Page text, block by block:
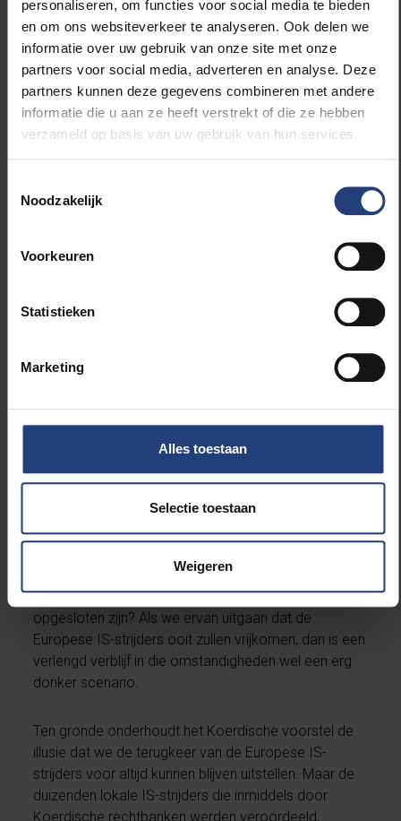
personaliseren, om functies voor social media te bieden
en om ons websiteverkeer te analyseren. Ook delen we
informatie over uw gebruik van onze site met onze
partners voor social media, adverteren en analyse. Deze
partners kunnen deze gegevens combineren met andere
informatie die u aan ze heeft verstrekt of die ze hebben
verzameld op basis van uw gebruik van hun services.
Noodzakelijk
Voorkeuren
Statistieken
Marketing
Alles toestaan
Selectie toestaan
Weigeren
Ten slotte riskeren we dat, naarmate de jaren
verstrijken, advocaten gaan bepleiten dat hun
cliënten intussen al meer tijd hebben doorgebracht in
Syrische kampen en gevangenissen dan de
rechter deze redenering zou volgen, dan kan het
resultaat opnieuw zijn dat de persoon in kwestie bij
politieke dimensie. Steun aan de Koerdische
soevereiniteit. Wellicht is dat trouwens een
Voor het probleem van onze IS-strijders bestaat er
geen mirakeloplossing. Soms worden onze
gevangenissen omschreven als broeihaarden van
denken van de Koerdische gevangenissen, waar
sommige van ‘s werelds gevaarlijkste jihadisten
opgesloten zijn? Als we ervan uitgaan dat de
Europese IS-strijders ooit zullen vrijkomen, dan is een
verlengd verblijf in die omstandigheden wel een erg
donker scenario.
Ten gronde onderhoudt het Koerdische voorstel de
illusie dat we de terugkeer van de Europese IS-
strijders voor altijd kunnen blijven uitstellen. Maar de
duizenden lokale IS-strijders die inmiddels door
Koerdische rechtbanken werden veroordeeld,